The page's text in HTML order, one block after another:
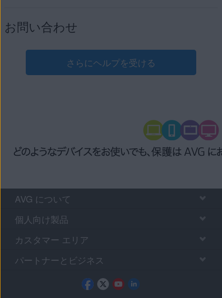
AVGコミュニティ
のユーザーとAVG製品について話し合ったりできる手段
です。投稿する前にAVG アカウントを使用してサインイ
ンする必要があります。
お問い合わせ
さらにヘルプを受ける
AVG について
個人向け製品
カスタマー エリア
パートナーとビジネス